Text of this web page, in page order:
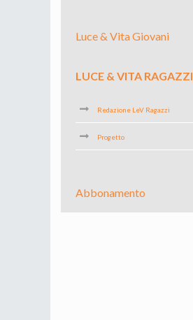
Luce & Vita Giovani
LUCE & VITA RAGAZZI
Redazione LeV Ragazzi
Progetto
Abbonamento